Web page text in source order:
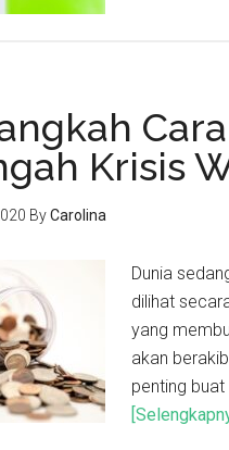
Krisis
ByCarolina
Dunia
dilihat
yang
akan
penting